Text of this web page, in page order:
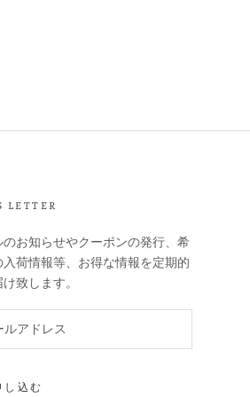
LETTER
のお知らせやクーポンの発行、希
入荷情報等、お得な情報を定期的
致します。
し込む